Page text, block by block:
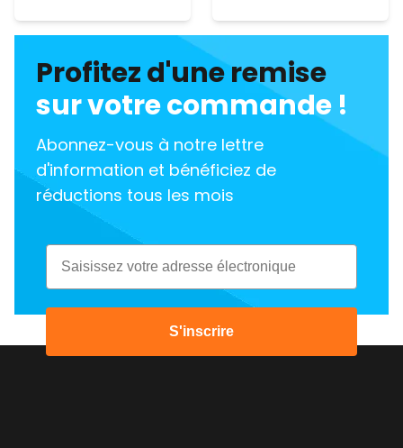
Profitez d'une remise
sur votre commande !
Abonnez-vous à notre lettre
d'information et bénéficiez de
réductions tous les mois
Email
S'inscrire